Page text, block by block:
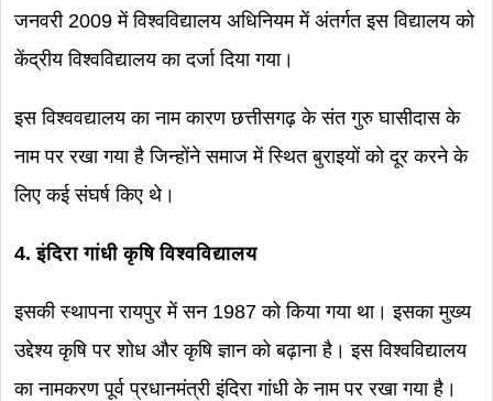
जनवरी 2009 में विश्वविद्यालय अधिनियम में अंतर्गत इस विद्यालय को
केंद्रीय विश्वविद्यालय का दर्जा दिया गया।
इस विश्ववद्यालय का नाम कारण छत्तीसगढ़ के संत गुरु घासीदास के
नाम पर रखा गया है जिन्होंने समाज में स्थित बुराइयों को दूर करने के
लिए कई संघर्ष किए थे।
4. इंदिरा गांधी कृषि विश्वविद्यालय
इसकी स्थापना रायपुर में सन 1987 को किया गया था। इसका मुख्य
उद्देश्य कृषि पर शोध और कृषि ज्ञान को बढ़ाना है। इस विश्वविद्यालय
का नामकरण पूर्व प्रधानमंत्री इंदिरा गांधी के नाम पर रखा गया है।